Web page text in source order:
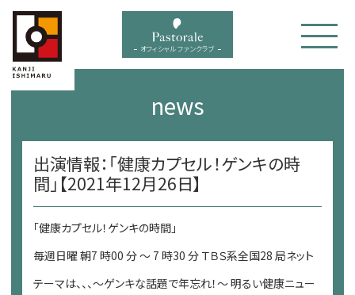
menu オフィシャル ファンクラブ
news
出演情報：「健康カプセル！ゲンキの時
間」【2021年12月26日】
「健康カプセル！ゲンキの時間」
毎週日曜 朝7 時00 分 ～ 7 時30 分 ＴＢＳ系全国28 局ネット
テーマは、、、～ゲンキな話題で年忘れ！～ 明るい健康ニュー